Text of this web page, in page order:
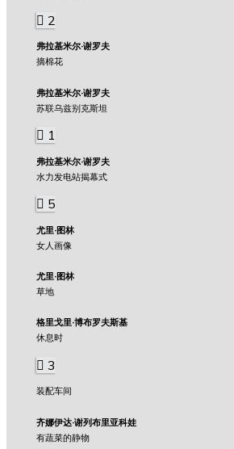
2
弗拉基米尔·谢罗夫
摘棉花
弗拉基米尔·谢罗夫
苏联乌兹别克斯坦
1
弗拉基米尔·谢罗夫
水力发电站揭幕式
5
尤里·图林
女人画像
尤里·图林
草地
格里戈里·博布罗夫斯基
休息时
3
装配车间
齐娜伊达·谢列布里亚科娃
有蔬菜的静物